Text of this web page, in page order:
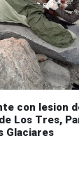
con lesion
Los Tres,
Glaciares